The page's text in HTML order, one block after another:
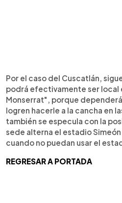
Por el caso del Cuscatlán,
podrá efectivamente ser local
Monserrat", porque
logren hacerle a la cancha en
también se especula con la
sede alterna el estadio
cuando no puedan usar el
REGRESAR A PORTADA